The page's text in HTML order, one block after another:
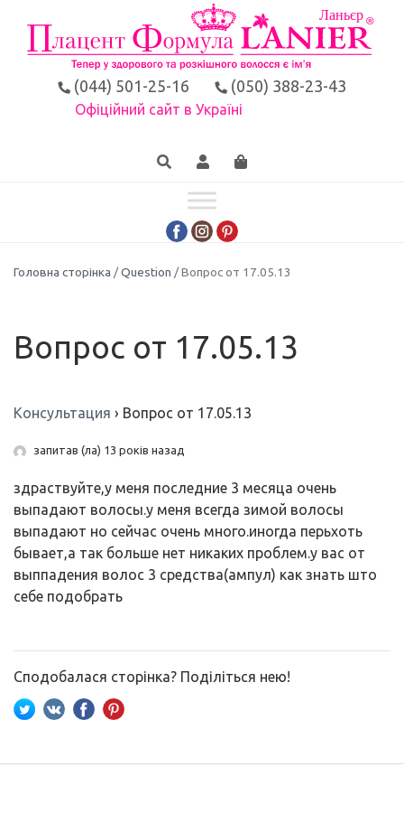
(044) 501-25-16 (050) 388-23-43
Офіційний сайт в Україні
Головна сторінка /Question / Вопрос от 17.05.13
Вопрос от 17.05.13
Консультация › Вопрос от 17.05.13
запитав (ла) 13 років назад
здраствуйте,у меня последние 3 месяца очень
выпадают волосы.у меня всегда зимой волосы
выпадают но сейчас очень много.иногда перьхоть
бывает,а так больше нет никаких проблем.у вас от
выппадения волос 3 средства(ампул) как знать што
себе подобрать
Сподобалася сторінка? Поділіться нею!